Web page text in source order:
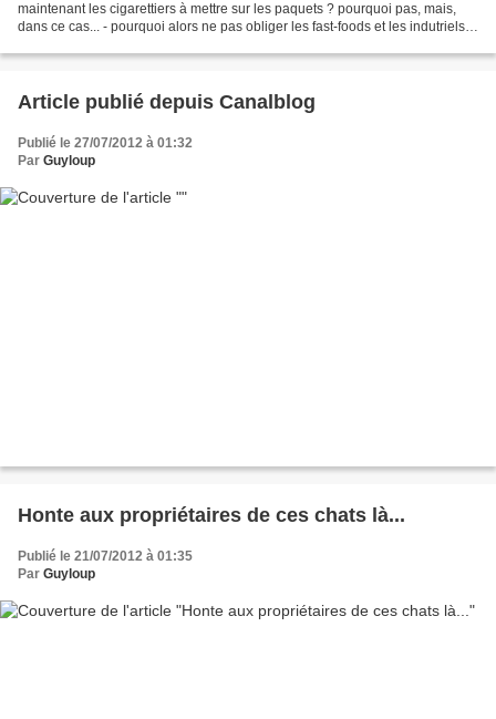
maintenant les cigarettiers à mettre sur les paquets ? pourquoi pas, mais,
dans ce cas... - pourquoi alors ne pas obliger les fast-foods et les indutriels
Article publié depuis Canalblog
Publié le 27/07/2012 à 01:32
Par Guyloup
Honte aux propriétaires de ces chats là...
Publié le 21/07/2012 à 01:35
Par Guyloup